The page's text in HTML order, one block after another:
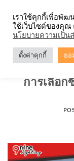
content
การเลือ
เราใช้คุกกี้เพื่อพั
ใช้เว็บไซต์ของคุณ
นโยบายความเป็น
ตั้งค่าคุกกี้ ยอ